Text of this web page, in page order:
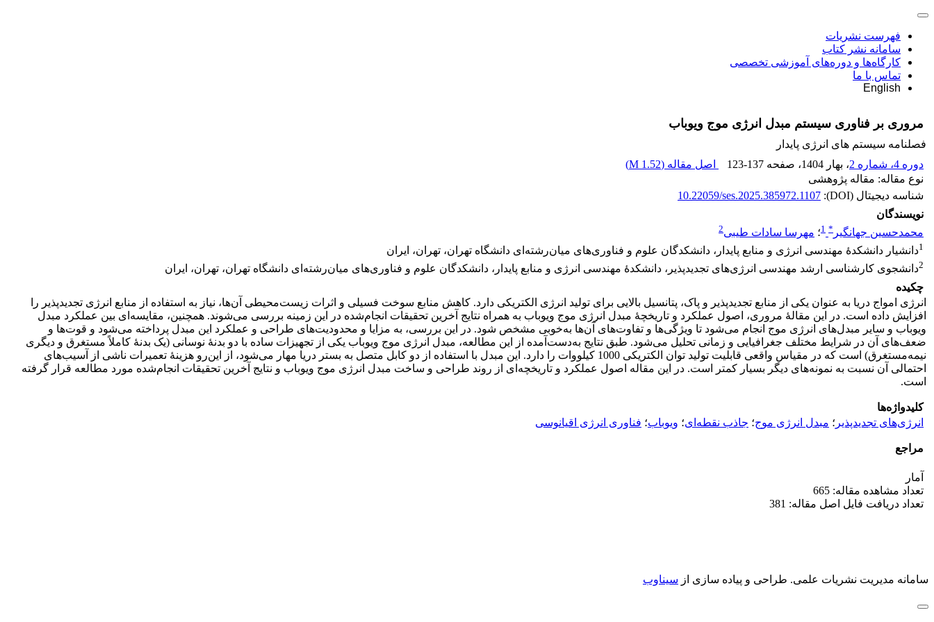
فهرست نشریات
سامانه نشر کتاب
کارگاه‌ها و دوره‌های آموزشی تخصصی
تماس با ما
English
مروری بر فناوری سیستم مبدل انرژی موج ویوباب
فصلنامه سیستم های انرژی پایدار
دوره 4، شماره 2
، بهار 1404 ، صفحه 123-137 اصل مقاله (1.52 M
)
نوع مقاله: مقاله پژوهشی
شناسه دیجیتال (DOI):
10.22059/ses.2025.385972.1107
نویسندگان
محمدحسین جهانگیر *
1؛ مهرسا سادات طیبی2
1دانشیار دانشکدۀ مهندسی انرژی و منابع پایدار، دانشکدگان علوم و فناوری‌های میان‌رشته‌ای دانشگاه تهران، تهران، ایران
2دانشجوی کارشناسی ارشد مهندسی انرژی‌های تجدیدپذیر، دانشکدۀ مهندسی انرژی و منابع پایدار، دانشکدگان علوم و فناوری‌های میان‌رشته‌ای دانشگاه تهران، تهران، ایران
چکیده
انرژی امواج دریا به عنوان یکی از منابع تجدیدپذیر و پاک، پتانسیل بالایی برای تولید انرژی الکتریکی دارد. کاهش منابع سوخت فسیلی و اثرات زیست‌محیطی آن‌ها، نیاز به استفاده از منابع انرژی تجدیدپذیر را
افزایش داده است. در این مقالۀ مروری، اصول عملکرد و تاریخچۀ مبدل انرژی موج ویوباب به همراه نتایج آخرین تحقیقات انجام‌شده در این زمینه بررسی می‌شوند. همچنین، مقایسه‌ای بین عملکرد مبدل
ویوباب و سایر مبدل‌های انرژی موج انجام می‌شود تا ویژگی‌ها و تفاوت‌های آن‌ها به‌خوبی مشخص شود. در این بررسی، به مزایا و محدودیت‌های طراحی و عملکرد این مبدل پرداخته می‌شود و قوت‌ها و
ضعف‌های آن در شرایط مختلف جغرافیایی و زمانی تحلیل می‌شود. طبق نتایج به‌دست‌آمده از این مطالعه، مبدل انرژی موج ویوباب یکی از تجهیزات ساده با دو بدنۀ نوسانی (یک بدنۀ کاملاً مستغرق و دیگری
نیمه‌مستغرق) است که در مقیاس واقعی قابلیت تولید توان الکتریکی 1000 کیلووات را دار‌د. این مبدل با استفاده از دو کابل متصل به بستر دریا مهار می‌شود، از این‌رو هزینۀ تعمیرات ناشی از آسیب‌های
احتمالی آن نسبت به نمونه‌های دیگر بسیار کمتر است. در این مقاله اصول عملکرد و تاریخچه‌ای از روند طراحی و ساخت مبدل انرژی موج ویوباب و نتایج آخرین تحقیقات انجام‌شده مورد مطالعه قرار گرفته
است.
کلیدواژه‌ها
انرژی‌های تجدیدپذیر ؛ مبدل انرژی موج؛ جاذب نقطه‌ای؛ ویوباب؛ فناوری انرژی اقیانوسی
مراجع
آمار
تعداد مشاهده مقاله: 665
تعداد دریافت فایل اصل مقاله: 381
سامانه مدیریت نشریات علمی. طراحی و پیاده سازی از سیناوب